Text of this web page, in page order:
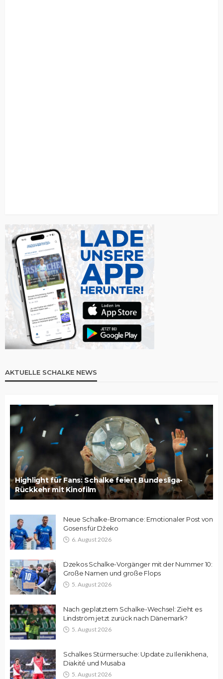
AKTUELLE SCHALKE NEWS
Highlight für Fans: Schalke feiert Bundesliga-
Rückkehr mit Kinofilm
Neue Schalke-Bromance: Emotionaler Post von
Gosens für Džeko
6. August 2026
Dzekos Schalke-Vorgänger mit der Nummer 10:
Große Namen und große Flops
5. August 2026
Nach geplatztem Schalke-Wechsel: Zieht es
Lindström jetzt zurück nach Dänemark?
5. August 2026
Schalkes Stürmersuche: Update zu Ilenikhena,
Diakité und Musaba
5. August 2026